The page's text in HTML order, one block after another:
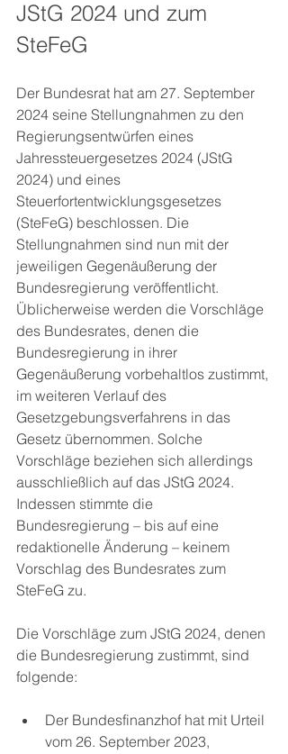
JStG 2024 und zum
SteFeG
Der Bundesrat hat am 27. September
2024 seine Stellungnahmen zu den
Regierungsentwürfen eines
Jahressteuergesetzes 2024 (JStG
2024) und eines
Steuerfortentwicklungsgesetzes
(SteFeG) beschlossen. Die
Stellungnahmen sind nun mit der
jeweiligen Gegenäußerung der
Bundesregierung veröffentlicht.
Üblicherweise werden die Vorschläge
des Bundesrates, denen die
Bundesregierung in ihrer
Gegenäußerung vorbehaltlos zustimmt,
im weiteren Verlauf des
Gesetzgebungsverfahrens in das
Gesetz übernommen. Solche
Vorschläge beziehen sich allerdings
ausschließlich auf das JStG 2024.
Indessen stimmte die
Bundesregierung – bis auf eine
redaktionelle Änderung – keinem
Vorschlag des Bundesrates zum
SteFeG zu.
Die Vorschläge zum JStG 2024, denen
die Bundesregierung zustimmt, sind
folgende:
Der Bundesfinanzhof hat mit Urteil
vom 26. September 2023,